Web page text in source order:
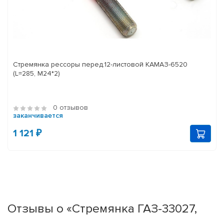
Стремянка рессоры перед.12-листовой КАМАЗ-6520
(L=285, М24*2)
0 отзывов
заканчивается
1 121 ₽
Отзывы о «Стремянка ГАЗ-33027,